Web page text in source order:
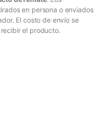
en persona o enviados
El costo de envío se
el producto.